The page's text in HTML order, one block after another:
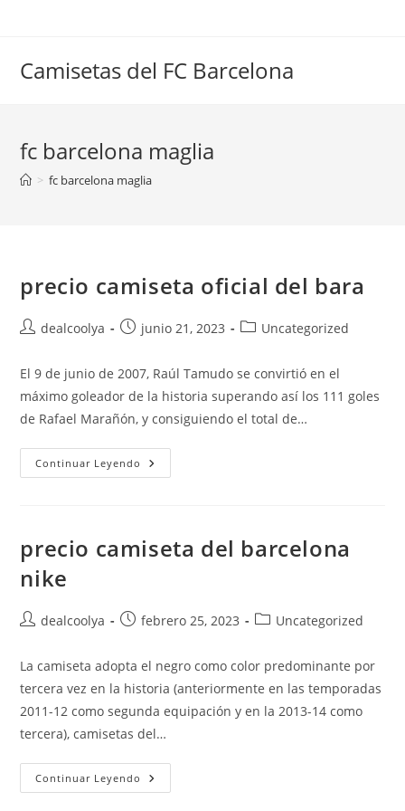
Camisetas del FC Barcelona
fc barcelona maglia
> fc barcelona maglia
precio camiseta oficial del bara
Autor
la
entrada:
dealcoolya
Publicación
la
entrada:
junio 21, 2023
Categoría
entrada:
Uncategorized
El 9 de junio de 2007, Raúl Tamudo se convirtió en el
máximo goleador de la historia superando así los 111 goles
de Rafael Marañón, y consiguiendo el total de…
Continuar Leyendo Precio
Camiseta
precio camiseta del barcelona
nike
Autor
la
entrada:
dealcoolya
Publicación
la
entrada:
febrero 25, 2023
Categoría
entrada:
Uncategorized
La camiseta adopta el negro como color predominante por
tercera vez en la historia (anteriormente en las temporadas
2011-12 como segunda equipación y en la 2013-14 como
tercera), camisetas del…
Continuar Leyendo Precio
Camiseta